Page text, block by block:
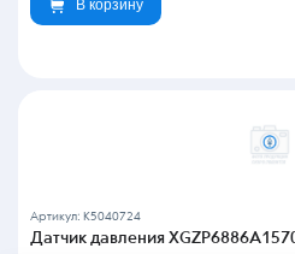
В корзину
Артикул: K5040724
Датчик давления